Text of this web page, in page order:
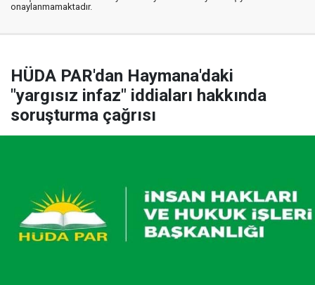
onaylanmamaktadır.
HÜDA PAR'dan Haymana'daki
"yargısız infaz" iddiaları hakkında
soruşturma çağrısı